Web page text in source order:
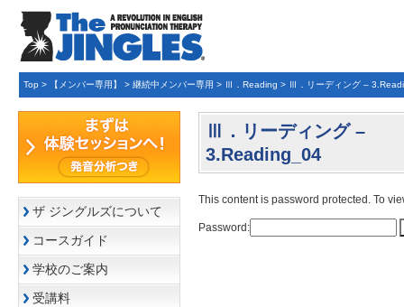
Top > 【メンバー専用】 > 継続中メンバー専用 > Ⅲ．Reading > Ⅲ．リーディング –
ザ ジングルズについて
コースガイド
学校のご案内
受講料
Ⅲ．リーディング –
3.Reading_04
This content is password protected. To
Password: